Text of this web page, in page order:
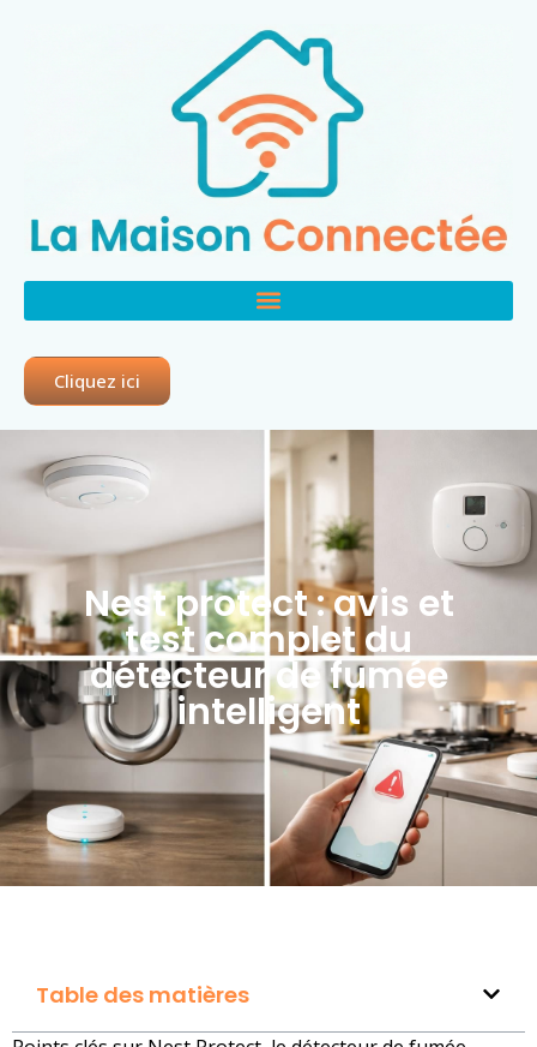
Cliquez ici
Nest protect : avis et
test complet du
détecteur de fumée
intelligent
Table des matières